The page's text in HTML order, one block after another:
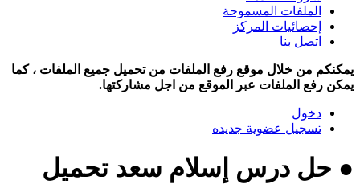
الملفات المسموحة
إحصائيات المركز
اتصل بنا
يمكنكم من خلال موقع رفع الملفات من تحميل جميع الملفات ، كما
يمكن رفع الملفات عبر الموقع من اجل مشاركتها.
دخول
تسجيل عضوية جديده
● حل درس إسلام سعد تحميل